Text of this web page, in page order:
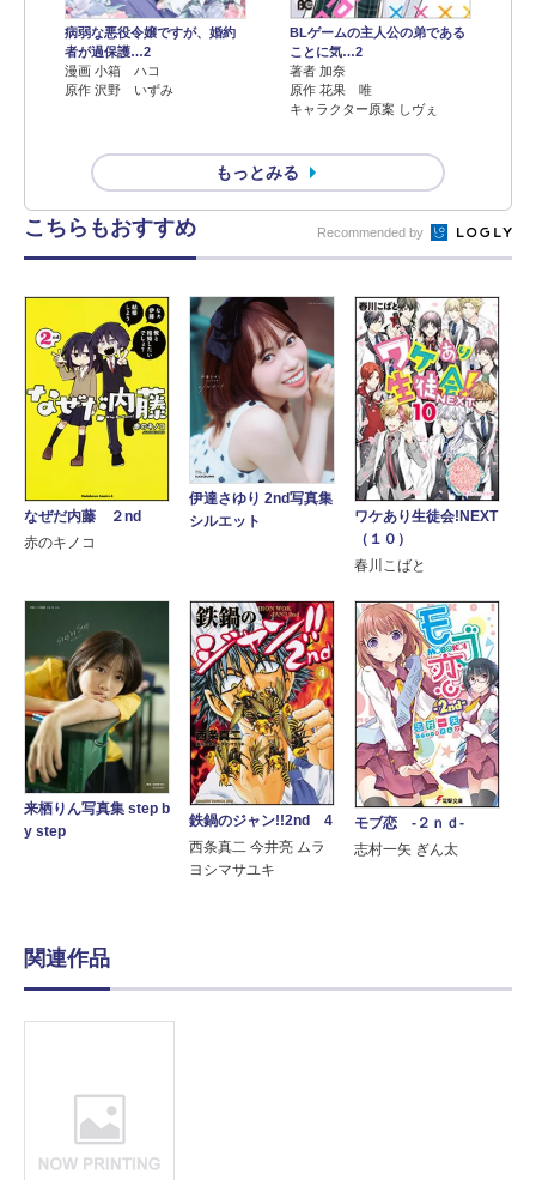
病弱な悪役令嬢ですが、婚約
者が過保護…2
漫画 小箱 ハコ
原作 沢野 いずみ
BLゲームの主人公の弟である
ことに気…2
著者 加奈
原作 花果 唯
キャラクター原案 しヴぇ
もっとみる
こちらもおすすめ Recommended by
なぜだ内藤 ２nd
赤のキノコ
伊達さゆり 2nd写真集
シルエット
ワケあり生徒会!NEXT
（１０）
春川こばと
来栖りん写真集 step b
y step
鉄鍋のジャン!!2nd 4
西条真二 今井亮 ムラ
ヨシマサユキ
モブ恋 ‐２ｎｄ‐
志村一矢 ぎん太
関連作品